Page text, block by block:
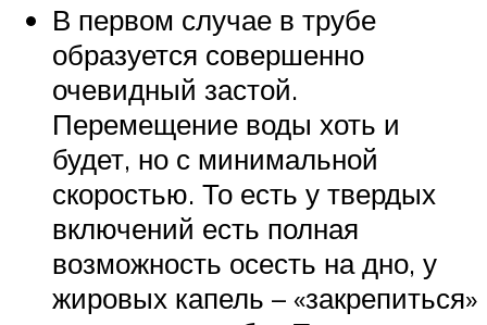
В первом случае в трубе
образуется совершенно
очевидный застой.
Перемещение воды хоть и
будет, но с минимальной
скоростью. То есть у твердых
включений есть полная
возможность осесть на дно, у
жировых капель – «закрепиться»